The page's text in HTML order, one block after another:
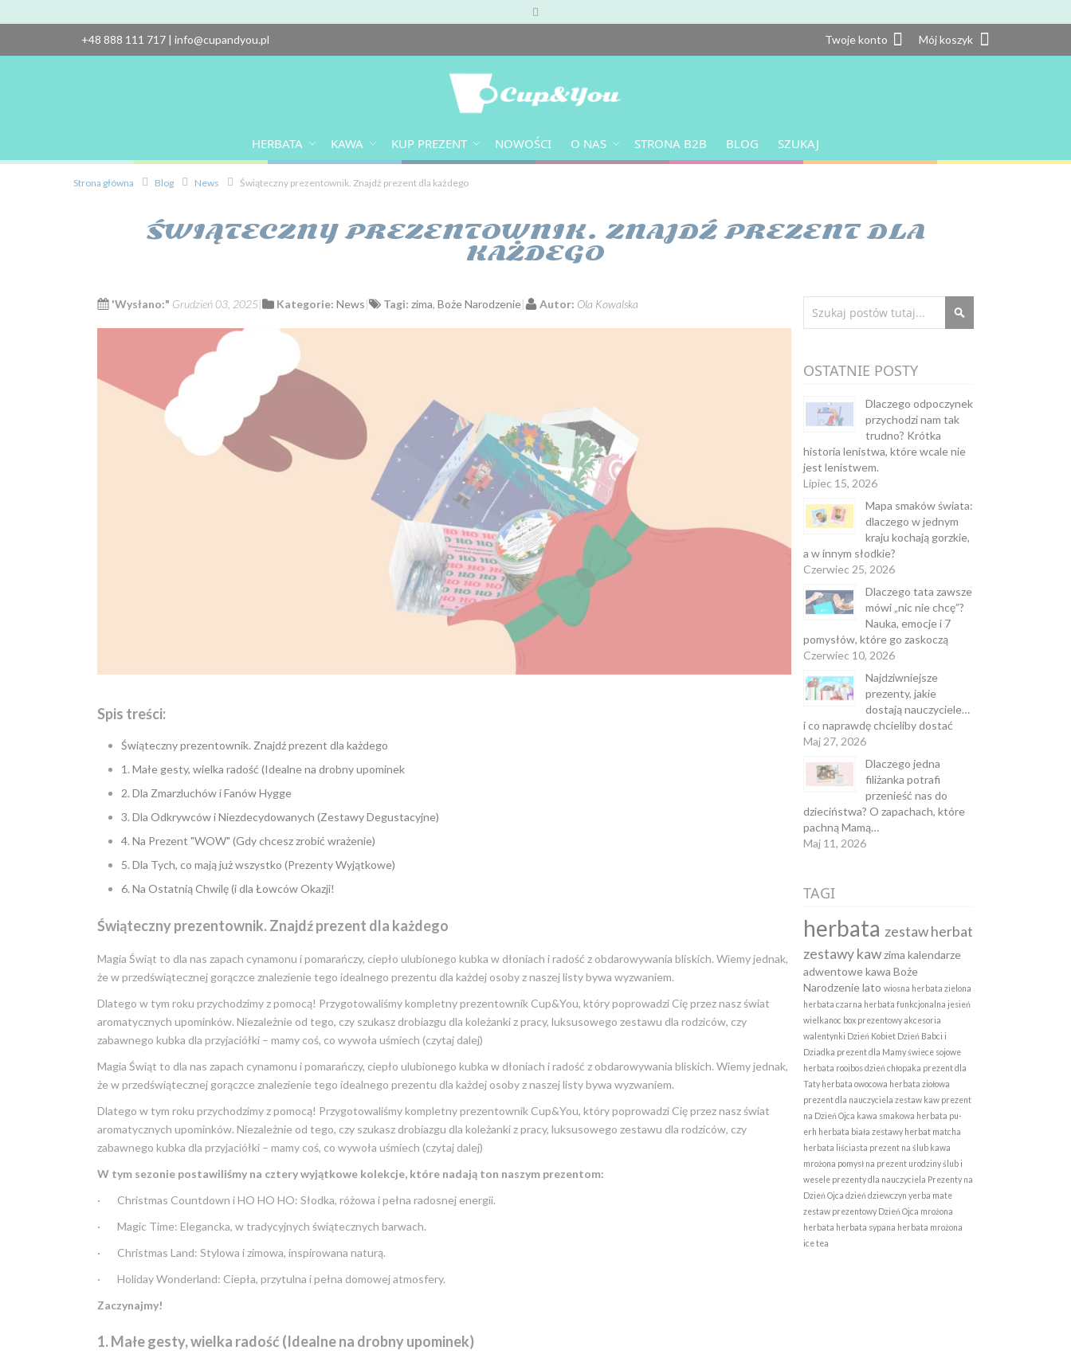
+48 888 111 717 | info@cupandyou.pl Twoje konto
Twoje konto Mój koszyk
HERBATA KAWA KUP PREZENT NOWOŚCI O NAS STRONA B2B BLOG SZUKAJ
Strona główna Blog News Świąteczny prezentownik. Znajdź prezent dla każdego
ŚWIĄTECZNY PREZENTOWNIK. ZNAJDŹ PREZENT DLA
KAŻDEGO
'Wysłano:" Grudzień 03, 2025 Kategorie: News Tagi: zima,Boże Narodzenie Autor: Ola Kowalska
Spis treści:
Świąteczny prezentownik. Znajdź prezent dla każdego
1. Małe gesty, wielka radość (Idealne na drobny upominek
2. Dla Zmarzluchów i Fanów Hygge
3. Dla Odkrywców i Niezdecydowanych (Zestawy Degustacyjne)
4. Na Prezent "WOW" (Gdy chcesz zrobić wrażenie)
5. Dla Tych, co mają już wszystko (Prezenty Wyjątkowe)
6. Na Ostatnią Chwilę (i dla Łowców Okazji!
Świąteczny prezentownik. Znajdź prezent dla każdego
Magia Świąt to dla nas zapach cynamonu i pomarańczy, ciepło ulubionego kubka w dłoniach i radość z obdarowywania bliskich. Wiemy jednak,
że w przedświątecznej gorączce znalezienie tego idealnego prezentu dla każdej osoby z naszej listy bywa wyzwaniem.
Dlatego w tym roku przychodzimy z pomocą! Przygotowaliśmy kompletny prezentownik Cup&You, który poprowadzi Cię przez nasz świat
aromatycznych upominków. Niezależnie od tego, czy szukasz drobiazgu dla koleżanki z pracy, luksusowego zestawu dla rodziców, czy
zabawnego kubka dla przyjaciółki – mamy coś, co wywoła uśmiech (czytaj dalej)
Magia Świąt to dla nas zapach cynamonu i pomarańczy, ciepło ulubionego kubka w dłoniach i radość z obdarowywania bliskich. Wiemy jednak,
że w przedświątecznej gorączce znalezienie tego idealnego prezentu dla każdej osoby z naszej listy bywa wyzwaniem.
Dlatego w tym roku przychodzimy z pomocą! Przygotowaliśmy kompletny prezentownik Cup&You, który poprowadzi Cię przez nasz świat
aromatycznych upominków. Niezależnie od tego, czy szukasz drobiazgu dla koleżanki z pracy, luksusowego zestawu dla rodziców, czy
zabawnego kubka dla przyjaciółki – mamy coś, co wywoła uśmiech (czytaj dalej)
W tym sezonie postawiliśmy na cztery wyjątkowe kolekcje, które nadają ton naszym prezentom:
· Christmas Countdown i HO HO HO: Słodka, różowa i pełna radosnej energii.
· Magic Time: Elegancka, w tradycyjnych świątecznych barwach.
· Christmas Land: Stylowa i zimowa, inspirowana naturą.
· Holiday Wonderland: Ciepła, przytulna i pełna domowej atmosfery.
Zaczynajmy!
1. Małe gesty, wielka radość (Idealne na drobny upominek)
SEARCH
OSTATNIE POSTY
Dlaczego odpoczynek
przychodzi nam tak
trudno? Krótka
historia lenistwa, które wcale nie
jest lenistwem.
Lipiec 15, 2026
Mapa smaków świata:
dlaczego w jednym
kraju kochają gorzkie,
a w innym słodkie?
Czerwiec 25, 2026
Dlaczego tata zawsze
mówi „nic nie chcę”?
Nauka, emocje i 7
pomysłów, które go zaskoczą
Czerwiec 10, 2026
Najdziwniejsze
prezenty, jakie
dostają nauczyciele…
i co naprawdę chcieliby dostać
Maj 27, 2026
Dlaczego jedna
filiżanka potrafi
przenieść nas do
dzieciństwa? O zapachach, które
pachną Mamą…
Maj 11, 2026
TAGI
herbata zestaw herbat
zestawy kawzima kalendarze
adwentowekawa Boże
Narodzenielato wiosna herbata zielona
herbata czarna herbata funkcjonalna jesień
wielkanoc box prezentowyakcesoria
walentynki Dzień Kobiet Dzień Babci i
Dziadka prezent dla Mamyświece sojowe
herbata rooibosdzień chłopaka prezent dla
Taty herbata owocowa herbata ziołowa
prezent dla nauczyciela zestaw kaw prezent
na Dzień Ojca kawa smakowa herbata pu-
erh herbata biała zestawy herbat matcha
herbata liściasta prezent na ślub kawa
mrożona pomysł na prezent urodzinyślub i
wesele prezenty dla nauczyciela Prezenty na
Dzień Ojca dzień dziewczyn yerba mate
zestaw prezentowy Dzień Ojca mrożona
herbata herbata sypana herbata mrożona
ice tea